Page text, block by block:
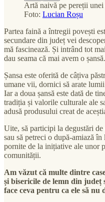
Artă naivă pe pereții
Foto: Lucian Roșu
Partea faină a întregii povești
secundare din județ vei
mă fascinează. Și intrând tot
dau seama că mai avem o șansă.
Șansa este oferită de câțiva
umane vii, dornici să arate
Iar a doua șansă este dată de
tradiția și valorile culturale ale
adusă produsului creat de
Uite, să participi la degustări
sau să petreci o după-amiază
pornite de la inițiative ale unor
comunității.
Am văzut că multe dintre
și bisericile de lemn din județ
face ceva pentru ca ele să nu